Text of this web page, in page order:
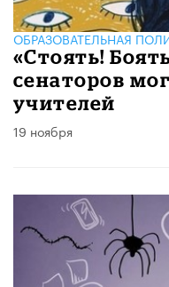
ОБРАЗОВАТЕЛЬНАЯ
«Стоять!
сенаторов
учителей
19 ноября